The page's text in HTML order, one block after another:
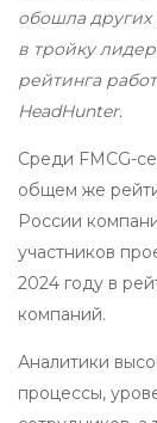
обошла
в тройку
рейтинга
HeadHunter.
Среди FMCG-
общем же
России
участников
2024 году в
компаний.
Аналитики
процессы,